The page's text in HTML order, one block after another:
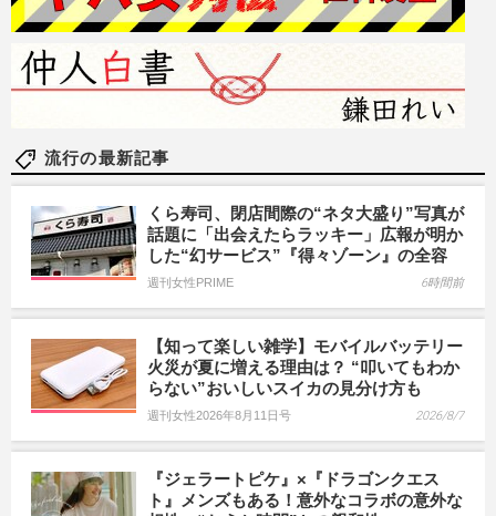
流行の最新記事
くら寿司、閉店間際の“ネタ大盛り”写真が
話題に「出会えたらラッキー」広報が明か
した“幻サービス”『得々ゾーン』の全容
週刊女性PRIME 6時間前
【知って楽しい雑学】モバイルバッテリー
火災が夏に増える理由は？ “叩いてもわか
らない”おいしいスイカの見分け方も
週刊女性2026年8月11日号 2026/8/7
『ジェラートピケ』×『ドラゴンクエス
ト』メンズもある！意外なコラボの意外な